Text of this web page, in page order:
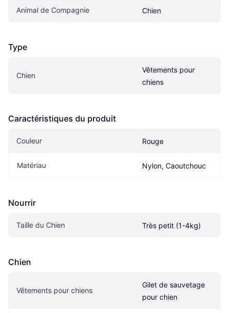
Animal de Compagnie Chien
Type
Chien
Vêtements pour
chiens
Caractéristiques du produit
Couleur Rouge
Matériau Nylon, Caoutchouc
Nourrir
Taille du Chien Très petit (1-4kg)
Chien
Vêtements pour chiens
Gilet de sauvetage
pour chien